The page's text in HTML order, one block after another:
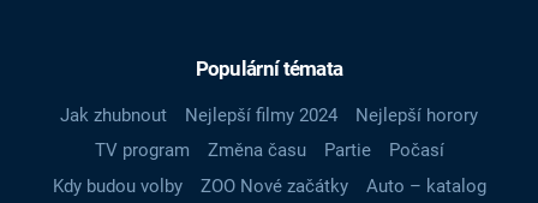
Populární témata
Jak zhubnout Nejlepší filmy 2024
Nejlepší horory
TV program
Změna času Partie
Počasí
Kdy budou volby
ZOO Nové začátky
Auto – katalog